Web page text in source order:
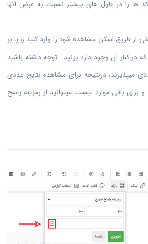
ها را در طول های بیشتر نسبت به عرض آنها
از طریق اسکن مشاهده شود را وارد کنید و یا بر
در کنار آن وجود دارد بزنید. .توجه داشته باشید
میپذیرند، درنتیجه برای مشاهده نتایج عددی
و برای باقی موارد لیست میتوانید از رمزینه پاسخ